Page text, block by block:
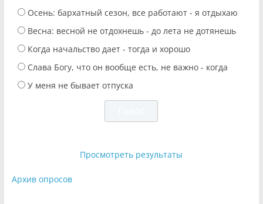
Осень: бархатный сезон, все работают - я отдыхаю
Весна: весной не отдохнешь - до лета не дотянешь
Когда начальство дает - тогда и хорошо
Слава Богу, что он вообще есть, не важно - когда
У меня не бывает отпуска
Просмотреть результаты
Архив опросов